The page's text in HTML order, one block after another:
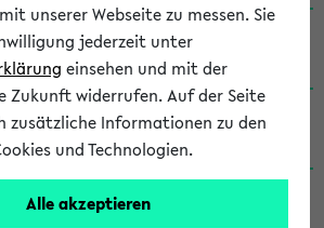
American Studies / B.A.
SoSe 2015)
and American Studies / B.A.
SoSe 2013)
American Studies / Ba
SoSe 2011)
unserer Webseite zu messen. Sie
jederzeit unter
einsehen und mit der
Zukunft widerrufen. Auf der Seite
zusätzliche Informationen zu den
und Technologien.
Alle akzeptieren